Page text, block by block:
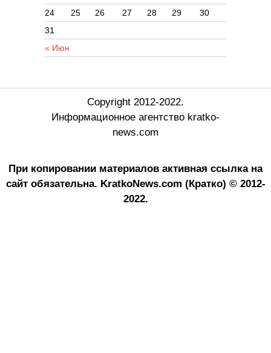
« Июн
24
25 26 27 28 29
30
31
Copyright 2012-2022.
Информационное агентство kratko-
news.com
При копировании материалов активная ссылка на
сайт обязательна. KratkoNews.com (Кратко) © 2012-
2022.